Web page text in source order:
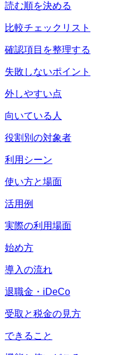
読む順を決める
比較チェックリスト
確認項目を整理する
失敗しないポイント
外しやすい点
向いている人
役割別の対象者
利用シーン
使い方と場面
活用例
実際の利用場面
始め方
導入の流れ
退職金・iDeCo
受取と税金の見方
できること